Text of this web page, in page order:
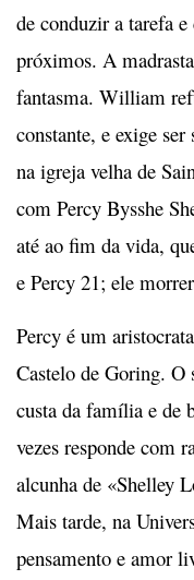
de conduzir a tarefa
próximos. A
fantasma. William
constante, e exige
na igreja velha de
com Percy Bysshe
até ao fim da vida,
e Percy 21; ele
Percy é um
Castelo de Goring. O
custa da família e de
vezes responde com
alcunha de «Shelley
Mais tarde, na
pensamento e amor